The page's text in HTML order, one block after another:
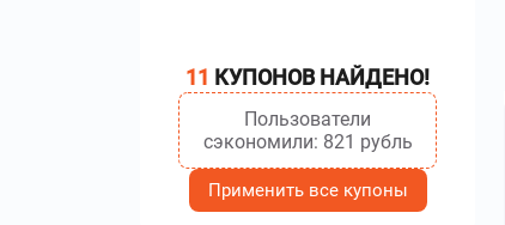
Каршеринг
11 КУПОНОВ НАЙДЕНО!
Пользователи
сэкономили: 821 рубль
Применить все купоны